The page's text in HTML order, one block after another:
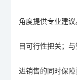
角度提供专业建
目可行性把关；
进销售的同时保障